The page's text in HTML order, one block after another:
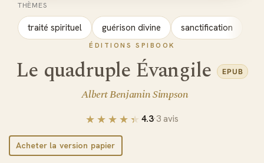
THÈMES
traité spirituel guérison divine sanctification
ÉDITIONS SPIBOOK
Le quadruple Évangile EPUB
Albert Benjamin Simpson
4.3·3 avis
Acheter la version papier